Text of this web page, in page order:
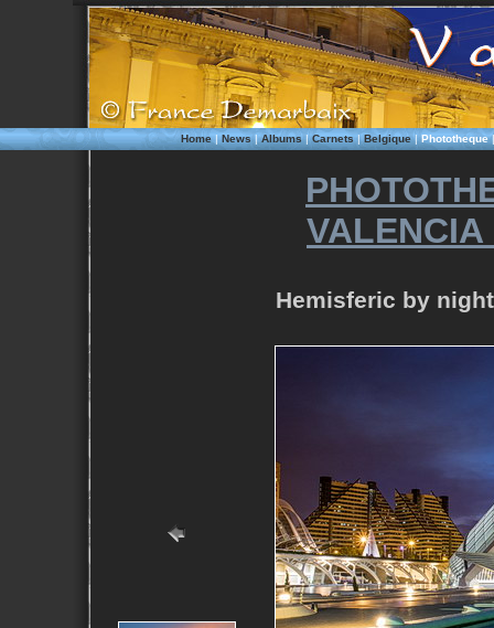
Home|News|Albums|Carnets|Belgique|Phototheque
VALENCIA
Hemisferic by